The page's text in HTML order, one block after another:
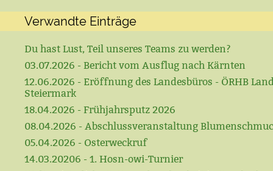
Verwandte Einträge
Du hast Lust, Teil unseres Teams zu werden?
03.07.2026 - Bericht vom Ausflug nach Kärnten
12.06.2026 - Eröffnung des Landesbüros - ÖRHB
Steiermark
18.04.2026 - Frühjahrsputz 2026
08.04.2026 - Abschlussveranstaltung
05.04.2026 - Osterweckruf
14.03.20206 - 1. Hosn-owi-Turnier